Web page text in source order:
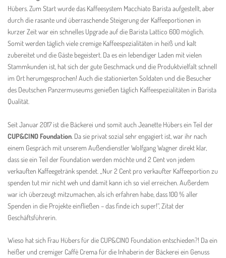
Hübers. Zum Start wurde das Kaffeesystem Macchiato Barista aufgestellt, aber
durch die rasante und überraschende Steigerung der Kaffeeportionen in
kurzer Zeit war ein schnelles Upgrade auf die Barista Lattico 600 möglich.
Somit werden täglich viele cremige Kaffeespezialitäten in heiß und kalt
zubereitet und die Gäste begeistert. Da es ein lebendiger Laden mit vielen
Stammkunden ist, hat sich der gute Geschmack und die Produktvielfalt schnell
im Ort herumgesprochen! Auch die stationierten Soldaten und die Besucher
des Deutschen Panzermuseums genießen täglich Kaffeespezialitäten in Barista
Qualität.
Seit Januar 2017 ist die Bäckerei und somit auch Jeanette Hübers ein Teil der
CUP&CINO Foundation . Da sie privat sozial sehr engagiert ist, war ihr nach
einem Gespräch mit unserem Außendienstler Wolfgang Wagner direkt klar,
dass sie ein Teil der Foundation werden möchte und 2 Cent von jedem
verkauften Kaffeegetränk spendet. „Nur 2 Cent pro verkaufter Kaffeeportion zu
spenden tut mir nicht weh und damit kann ich so viel erreichen. Außerdem
war ich überzeugt mitzumachen, als ich erfahren habe, dass 100 % aller
Spenden in die Projekte einfließen – das finde ich super!“, Zitat der
Geschäftsführerin.
Wieso hat sich Frau Hübers für die CUP&CINO Foundation entschieden?! Da ein
heißer und cremiger Caffè Crema für die Inhaberin der Bäckerei ein Genuss